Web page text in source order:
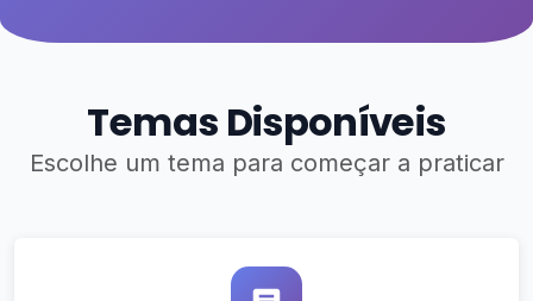
Temas Disponíveis
Escolhe um tema para começar a praticar